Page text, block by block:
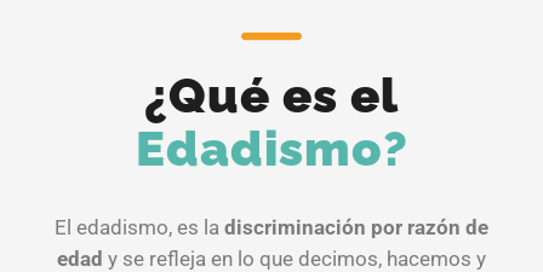
¿Qué es el
Edadismo?
El edadismo, es la discriminación por razón de
edad y se refleja en lo que decimos, hacemos y